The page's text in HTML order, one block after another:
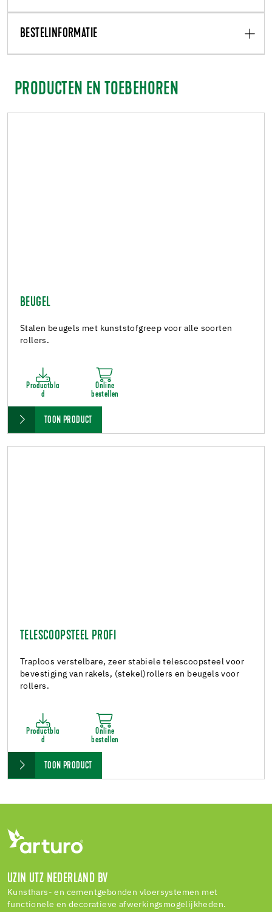
BESTELINFORMATIE
PRODUCTEN EN TOEBEHOREN
BEUGEL
Stalen beugels met kunststofgreep voor alle soorten
rollers.
Productbla
d
Online
bestellen
TOON PRODUCT
TELESCOOPSTEEL PROFI
Traploos verstelbare, zeer stabiele telescoopsteel voor
bevestiging van rakels, (stekel)rollers en beugels voor
rollers.
Productbla
d
Online
bestellen
TOON PRODUCT
UZIN UTZ NEDERLAND BV
Kunsthars- en cementgebonden vloersystemen met
functionele en decoratieve afwerkingsmogelijkheden.